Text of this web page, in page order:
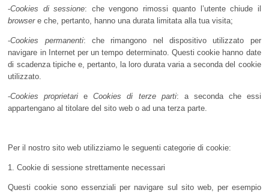
-Cookies di sessione: che vengono rimossi quanto l’utente chiude il
browsere che, pertanto, hanno una durata limitata alla tua visita;
-Cookies permanenti: che rimangono nel dispositivo utilizzato per
navigare in Internet per un tempo determinato. Questi cookie hanno date
di scadenza tipiche e, pertanto, la loro durata varia a seconda del cookie
utilizzato.
-Cookies proprietari eCookies di terze parti: a seconda che essi
appartengano al titolare del sito web o ad una terza parte.
Per il nostro sito web utilizziamo le seguenti categorie di cookie:
1. Cookie di sessione strettamente necessari
Questi cookie sono essenziali per navigare sul sito web, per esempio